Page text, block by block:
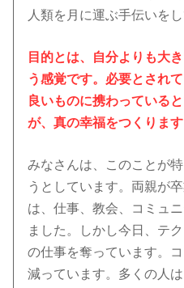
人類を月に運ぶ手伝いをし
目的とは、自分よりも大
う感覚です。必要とされ
良いものに携わっている
が、真の幸福をつくります
みなさんは、このことが
うとしています。両親が
は、仕事、教会、コミュ
ました。しかし今日、テ
の仕事を奪っています。
減っています。多くの人